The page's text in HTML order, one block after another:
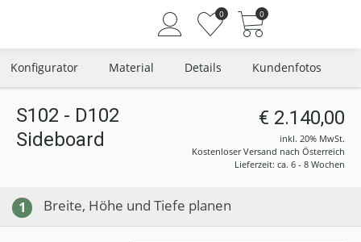
Angemeldet bleiben
0 0
Konfigurator Material Details Kundenfotos
S102 - D102
Sideboard
€ 2.140,00
inkl. 20% MwSt.
Kostenloser Versand nach Österreich
Lieferzeit: ca. 6 - 8 Wochen
1 Breite, Höhe und Tiefe planen